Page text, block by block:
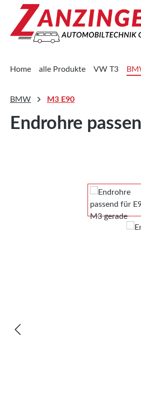
Hauptinhalt springen
Zur Suche springen
Zur Hauptnavigation springen
Home alle Produkte VW T3
BMW M3 E90
Endrohre
Bildergalerie überspringen